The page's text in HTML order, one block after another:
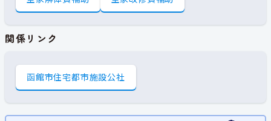
関係リンク
函館市住宅都市施設公社